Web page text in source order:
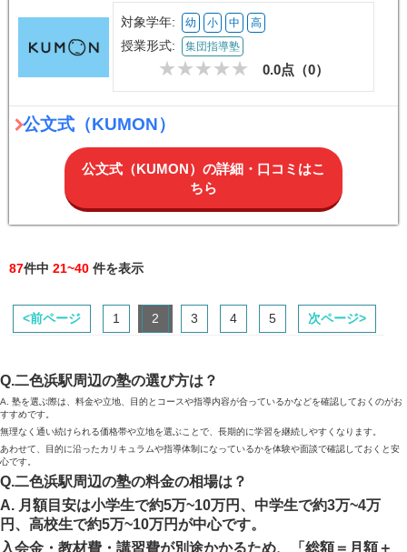
対象学年: 幼 小 中 高
授業形式: 集団指導塾
0.0点（0）
公文式（KUMON）
公文式（KUMON）の詳細・口コミはこ
ちら
87件中 21~40 件を表示
<前ページ 1 2 3 4 5 次ページ>
Q.二色浜駅周辺の塾の選び方は？
A. 塾を選ぶ際は、料金や立地、目的とコースや指導内容が合っているかなどを確認しておくのがお
すすめです。
無理なく通い続けられる価格帯や立地を選ぶことで、長期的に学習を継続しやすくなります。
あわせて、目的に沿ったカリキュラムや指導体制になっているかを体験や面談で確認しておくと安
心です。
Q.二色浜駅周辺の塾の料金の相場は？
A. 月額目安は小学生で約5万~10万円、中学生で約3万~4万
円、高校生で約5万~10万円が中心です。
入会金・教材費・講習費が別途かかるため、「総額＝月額＋